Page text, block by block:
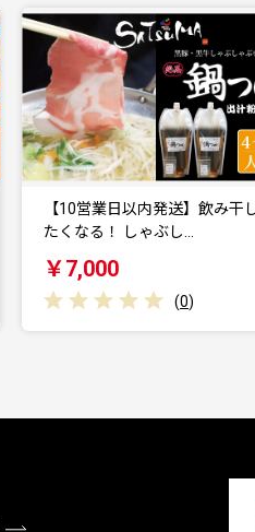
【10営業日以内発送】飲み干
たくなる！ しゃぶし…
￥5,000
(0)